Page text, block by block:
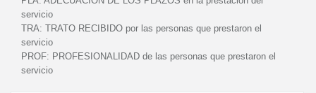
servicio
TRA: TRATO RECIBIDO por las personas que prestaron el
servicio
PROF: PROFESIONALIDAD de las personas que prestaron el
servicio